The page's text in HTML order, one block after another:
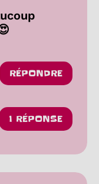
RÉPONDRE
1 RÉPONSE